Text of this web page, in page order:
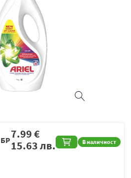
БР В наличност
7.99€
15.63лв.